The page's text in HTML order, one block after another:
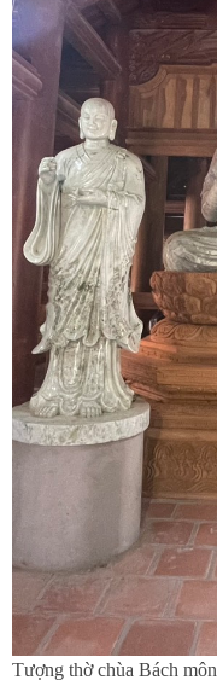
Tượng thờ chùa Bách môn